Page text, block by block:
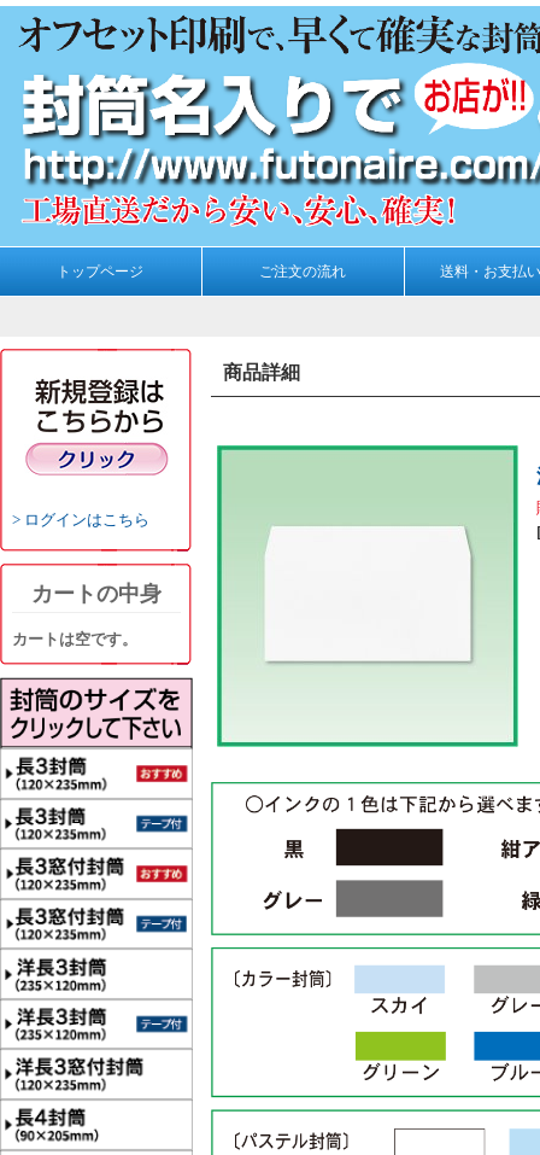
トップページ ご注文の流れ 送料・お支払
ログインはこちら
カートの中身
カートは空です。
商品詳細